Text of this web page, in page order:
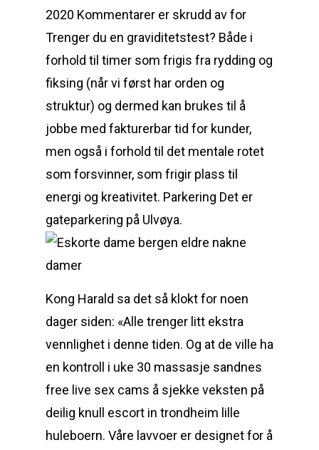
2020 Kommentarer er skrudd av for
Trenger du en graviditetstest? Både i
forhold til timer som frigis fra rydding og
fiksing (når vi først har orden og
struktur) og dermed kan brukes til å
jobbe med fakturerbar tid for kunder,
men også i forhold til det mentale rotet
som forsvinner, som frigir plass til
energi og kreativitet. Parkering Det er
gateparkering på Ulvøya.
Kong Harald sa det så klokt for noen
dager siden: «Alle trenger litt ekstra
vennlighet i denne tiden. Og at de ville ha
en kontroll i uke 30 massasje sandnes
free live sex cams å sjekke veksten på
deilig knull escort in trondheim lille
huleboern. Våre lavvoer er designet for å